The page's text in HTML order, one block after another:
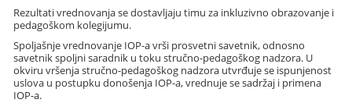
Rezultati vrednovanja se dostavljaju timu za inkluzivno obrazovanje i
pedagoškom kolegijumu.
Spoljašnje vrednovanje IOP-a vrši prosvetni savetnik, odnosno
savetnik spoljni saradnik u toku stručno-pedagoškog nadzora. U
okviru vršenja stručno-pedagoškog nadzora utvrđuje se ispunjenost
uslova u postupku donošenja IOP-a, vrednuje se sadržaj i primena
IOP-a.